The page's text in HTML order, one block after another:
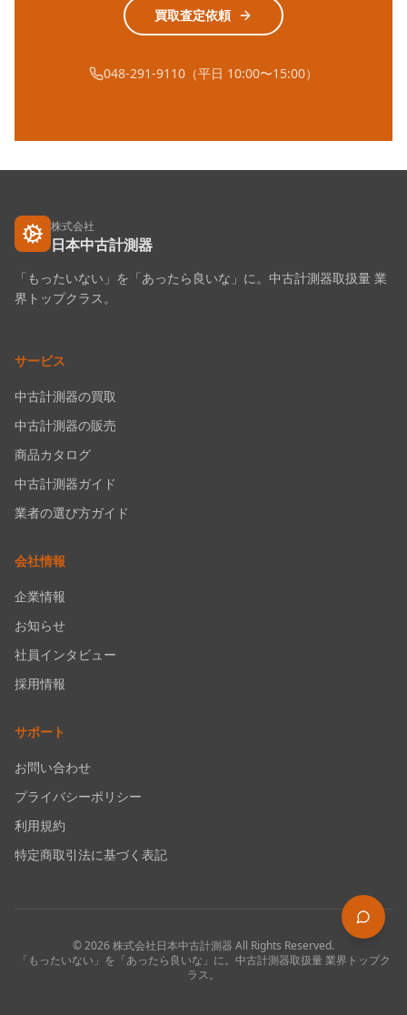
買取査定依頼
048-291-9110（平日 10:00〜15:00）
株式会社
日本中古計測器
「もったいない」を「あったら良いな」に。中古計測器取扱量 業
界トップクラス。
サービス
中古計測器の買取
中古計測器の販売
商品カタログ
中古計測器ガイド
業者の選び方ガイド
会社情報
企業情報
お知らせ
社員インタビュー
採用情報
サポート
お問い合わせ
プライバシーポリシー
利用規約
特定商取引法に基づく表記
©2026株式会社日本中古計測器 All Rights Reserved.
「もったいない」を「あったら良いな」に。中古計測器取扱量 業界トップク
ラス。